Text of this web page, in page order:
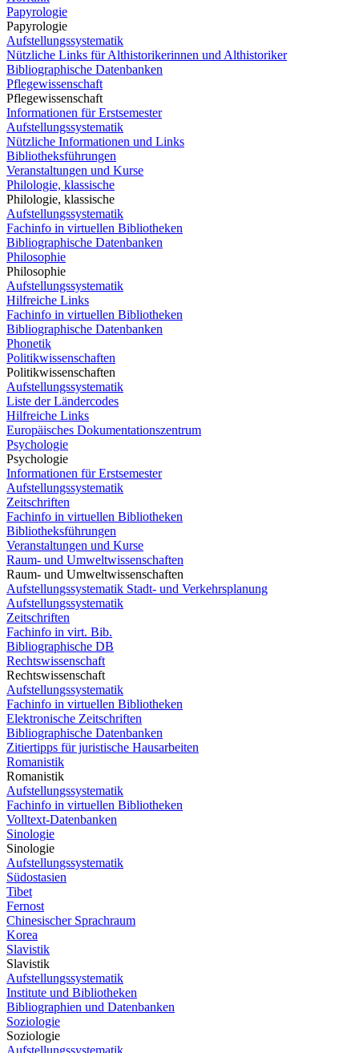
Papyrologie
Papyrologie
Aufstellungssystematik
Nützliche Links für Althistorikerinnen und Althistoriker
Bibliographische Datenbanken
Pflegewissenschaft
Pflegewissenschaft
Informationen für Erstsemester
Aufstellungssystematik
Nützliche Informationen und Links
Bibliotheksführungen
Veranstaltungen und Kurse
Philologie, klassische
Philologie, klassische
Aufstellungssystematik
Fachinfo in virtuellen Bibliotheken
Bibliographische Datenbanken
Philosophie
Philosophie
Aufstellungssystematik
Hilfreiche Links
Fachinfo in virtuellen Bibliotheken
Bibliographische Datenbanken
Phonetik
Politikwissenschaften
Politikwissenschaften
Aufstellungssystematik
Liste der Ländercodes
Hilfreiche Links
Europäisches Dokumentationszentrum
Psychologie
Psychologie
Informationen für Erstsemester
Aufstellungssystematik
Zeitschriften
Fachinfo in virtuellen Bibliotheken
Bibliotheksführungen
Veranstaltungen und Kurse
Raum- und Umweltwissenschaften
Raum- und Umweltwissenschaften
Aufstellungssystematik Stadt- und Verkehrsplanung
Aufstellungssystematik
Zeitschriften
Fachinfo in virt. Bib.
Bibliographische DB
Rechtswissenschaft
Rechtswissenschaft
Aufstellungssystematik
Fachinfo in virtuellen Bibliotheken
Elektronische Zeitschriften
Bibliographische Datenbanken
Zitiertipps für juristische Hausarbeiten
Romanistik
Romanistik
Aufstellungssystematik
Fachinfo in virtuellen Bibliotheken
Volltext-Datenbanken
Sinologie
Sinologie
Aufstellungssystematik
Südostasien
Tibet
Fernost
Chinesischer Sprachraum
Korea
Slavistik
Slavistik
Aufstellungssystematik
Institute und Bibliotheken
Bibliographien und Datenbanken
Soziologie
Soziologie
Aufstellungssystematik